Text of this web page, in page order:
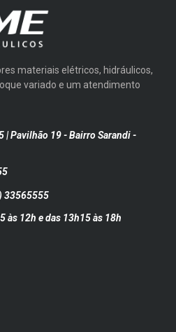
materiais elétricos, hidráulicos,
variado e um atendimento
| Pavilhão 19 - Bairro Sarandi-
33565555
às 12h e das 13h15 às 18h